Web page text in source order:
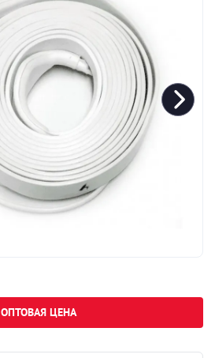
ОПТОВАЯ ЦЕНА